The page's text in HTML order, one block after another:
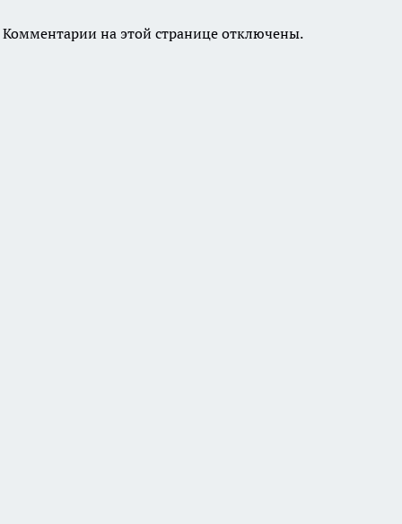
Комментарии на этой странице отключены.